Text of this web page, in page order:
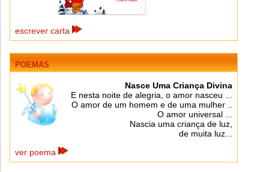
escrever carta
POEMAS
Nasce Uma Criança Divina
E nesta noite de alegria, o amor nasceu ...
O amor de um homem e de uma mulher ..
O amor universal ...
Nascia uma criança de luz,
de muita luz...
ver poema